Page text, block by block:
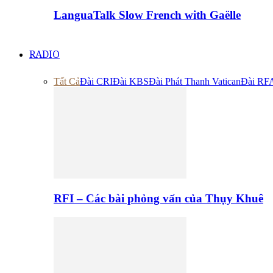
LanguaTalk Slow French with Gaëlle
RADIO
Tất CảĐài CRIĐài KBSĐài Phát Thanh VaticanĐài
RFI – Các bài phỏng vấn của Thụy Khuê